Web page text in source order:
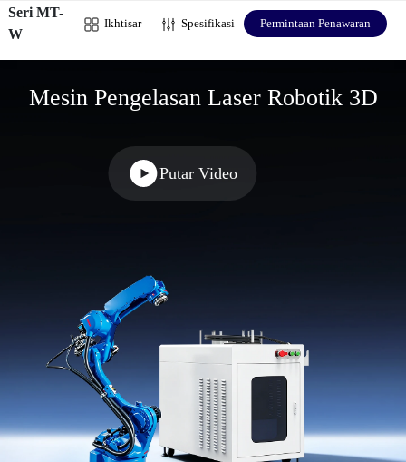
Seri MT-
W
Ikhtisar Spesifikasi Permintaan Penawaran
Mesin Pengelasan Laser Robotik 3D
Putar Video